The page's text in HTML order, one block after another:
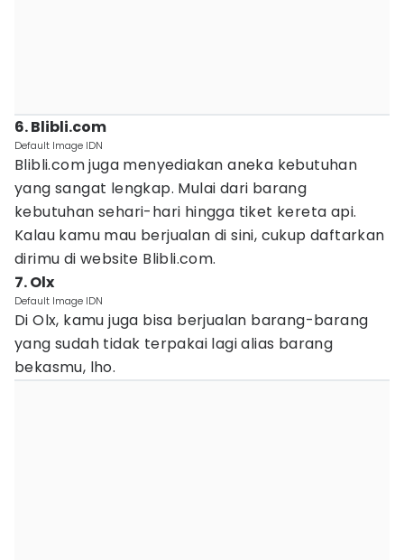
6. Blibli.com
Default Image IDN
Blibli.com juga menyediakan aneka kebutuhan
yang sangat lengkap. Mulai dari barang
kebutuhan sehari-hari hingga tiket kereta api.
Kalau kamu mau berjualan di sini, cukup daftarkan
dirimu di website Blibli.com.
7. Olx
Default Image IDN
Di Olx, kamu juga bisa berjualan barang-barang
yang sudah tidak terpakai lagi alias barang
bekasmu, lho.